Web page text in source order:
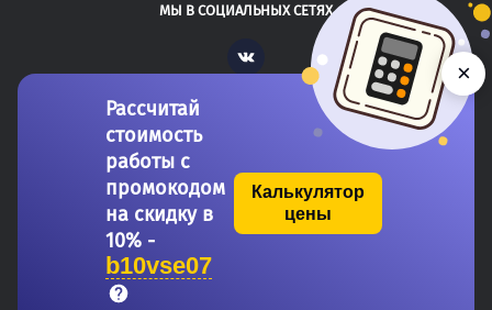
МЫ В СОЦИАЛЬНЫХ СЕТЯХ
Vk
Copyright 2011-2026 FastFine.ru
Общество с ограниченной ответственностью «Форстад» ОГРН: 1137746693457 ИНН/КПП:
Рассчитай
стоимость
работы с
промокодом
на скидку в
10% -
b10vse07
Калькулятор
цены
×